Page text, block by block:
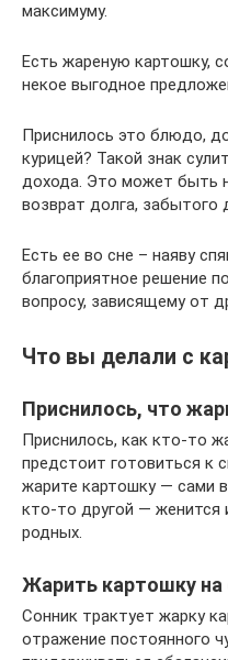
максимуму.
Есть жареную картошку,
некое выгодное
Приснилось это блюдо,
курицей? Такой знак
дохода. Это может быть
возврат долга, забытого
Есть ее во сне – наяву
благоприятное решение
вопросу, зависящему от
Что вы делали с
Приснилось, что
Приснилось, как кто-то
предстоит готовиться к
жарите картошку — сами
кто-то другой —
родных.
Жарить картошку на
Сонник трактует жарку
отражение постоянного